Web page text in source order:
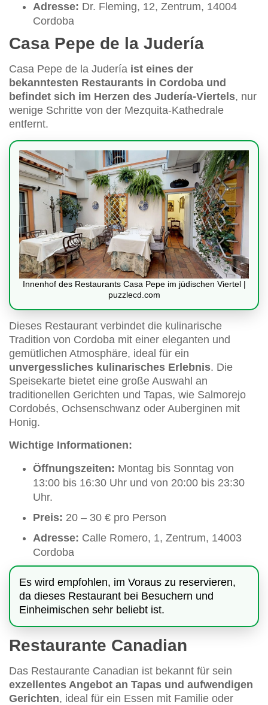
Adresse: Dr. Fleming, 12, Zentrum, 14004
Cordoba
Casa Pepe de la Judería
Casa Pepe de la Judería ist eines der
bekanntesten Restaurants in Cordoba und
befindet sich im Herzen des Judería-Viertels, nur
wenige Schritte von der Mezquita-Kathedrale
entfernt.
Innenhof des Restaurants Casa Pepe im jüdischen Viertel |
puzzlecd.com
Dieses Restaurant verbindet die kulinarische
Tradition von Cordoba mit einer eleganten und
gemütlichen Atmosphäre, ideal für ein
unvergessliches kulinarisches Erlebnis. Die
Speisekarte bietet eine große Auswahl an
traditionellen Gerichten und Tapas, wie Salmorejo
Cordobés, Ochsenschwanz oder Auberginen mit
Honig.
Wichtige Informationen:
Öffnungszeiten: Montag bis Sonntag von
13:00 bis 16:30 Uhr und von 20:00 bis 23:30
Uhr.
Preis: 20 – 30 € pro Person
Adresse: Calle Romero, 1, Zentrum, 14003
Cordoba
Es wird empfohlen, im Voraus zu reservieren,
da dieses Restaurant bei Besuchern und
Einheimischen sehr beliebt ist.
Restaurante Canadian
Das Restaurante Canadian ist bekannt für sein
exzellentes Angebot an Tapas und aufwendigen
Gerichten, ideal für ein Essen mit Familie oder